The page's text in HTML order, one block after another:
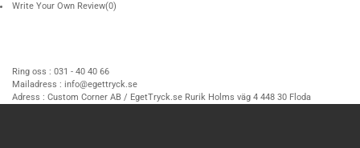
Write Your Own Review(0)
Ring oss : 031 - 40 40 66
Mailadress : info@egettryck.se
Adress : Custom Corner AB / EgetTryck.se Rurik Holms väg 4 448 30 Floda